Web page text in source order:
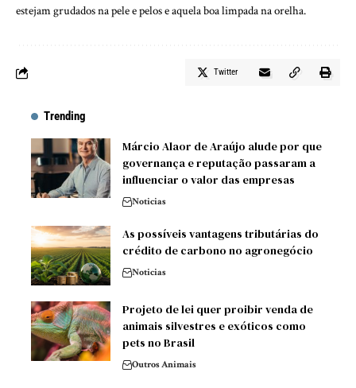
estejam grudados na pele e pelos e aquela boa limpada na orelha.
Twitter
Trending
Márcio Alaor de Araújo alude por que
governança e reputação passaram a
influenciar o valor das empresas
Noticias
As possíveis vantagens tributárias do
crédito de carbono no agronegócio
Noticias
Projeto de lei quer proibir venda de
animais silvestres e exóticos como
pets no Brasil
Outros Animais